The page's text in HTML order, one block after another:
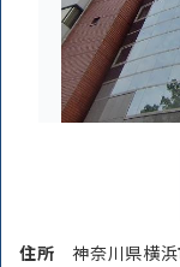
住所神奈川県